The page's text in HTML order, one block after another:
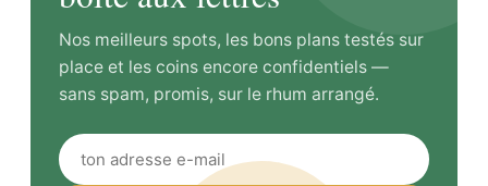
Nos meilleurs spots, les bons plans testés sur
place et les coins encore confidentiels —
sans spam, promis, sur le rhum arrangé.